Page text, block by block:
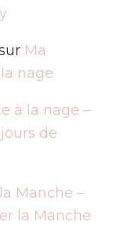
Ma
nage
à la nage –
de
Manche –
la Manche